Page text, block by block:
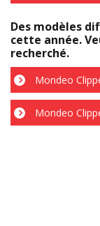
Des modèles
cette année.
recherché.
Mondeo
Mondeo